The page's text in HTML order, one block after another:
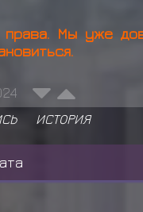
Мы уже
ИСТОРИЯ